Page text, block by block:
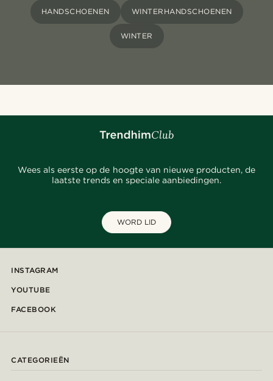
HANDSCHOENEN WINTERHANDSCHOENEN
WINTER
Wees als eerste op de hoogte van nieuwe producten, de
laatste trends en speciale aanbiedingen.
WORD LID
INSTAGRAM
YOUTUBE
FACEBOOK
CATEGORIEËN